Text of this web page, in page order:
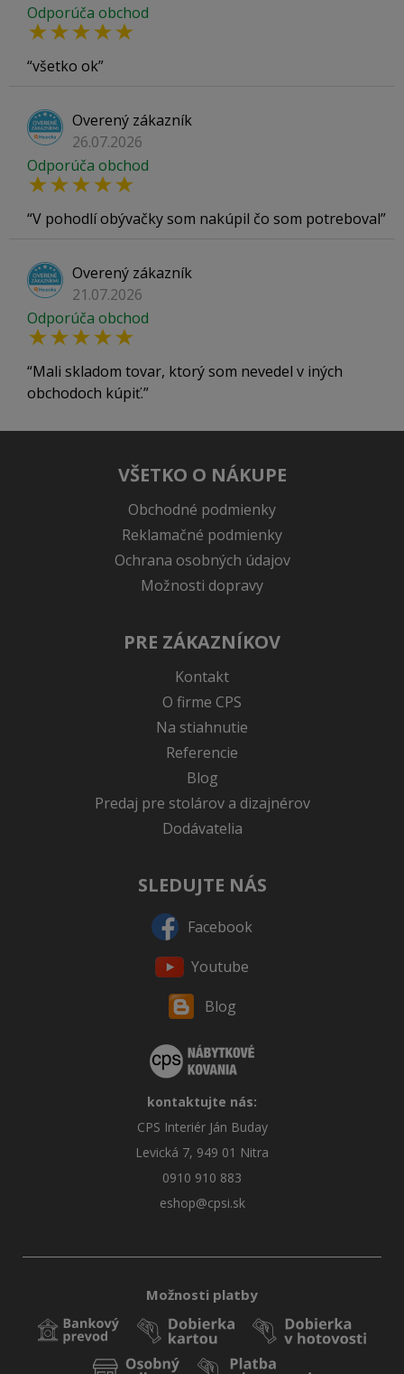
Odporúča obchod
všetko ok
Overený zákazník
26.07.2026
Odporúča obchod
V pohodlí obývačky som nakúpil čo som potreboval
Overený zákazník
21.07.2026
Odporúča obchod
Mali skladom tovar, ktorý som nevedel v iných
obchodoch kúpiť.
VŠETKO O NÁKUPE
Obchodné podmienky
Reklamačné podmienky
Ochrana osobných údajov
Možnosti dopravy
PRE ZÁKAZNÍKOV
Kontakt
O firme CPS
Na stiahnutie
Referencie
Blog
Predaj pre stolárov a dizajnérov
Dodávatelia
SLEDUJTE NÁS
Facebook
Youtube
Blog
kontaktujte nás:
CPS Interiér Ján Buday
Levická 7, 949 01 Nitra
0910 910 883
eshop@cpsi.sk
Možnosti platby